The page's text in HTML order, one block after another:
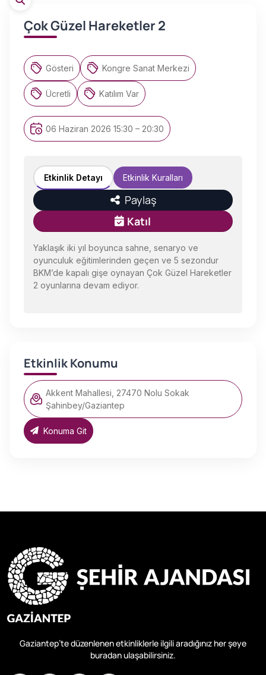
Çok Güzel Hareketler 2
Gösteri Kongre Sanat Merkezi
Ücretli Katılım Var
06 Haziran 2026 15:30 – 20:30
Etkinlik Detayı Etkinlik Kuralları
Paylaş
Katıl
Yaklaşık iki yıl boyunca sahne, senaryo ve
oyunculuk eğitimlerinden geçen ve 5 sezondur
BKM’de kapalı gişe oynayan Çok Güzel Hareketler
2 oyunlarına devam ediyor.
Etkinlik Konumu
Akkent Mahallesi, 27470 Nolu Sokak
Şahinbey/Gaziantep
Konuma Git
Gaziantep’te düzenlenen etkinliklerle ilgili aradığınız her şeye
buradan ulaşabilirsiniz.